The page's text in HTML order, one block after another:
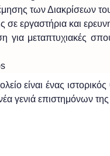
των Διακρίσεων
σε εργαστήρια και
για μεταπτυχιακές
είναι ένας
γενιά επιστημόνων